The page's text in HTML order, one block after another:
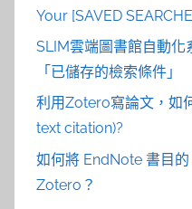
Your [SAVED
SLIM雲端圖書館自動化
「已儲存的檢索條件」
利用Zotero寫論文，如
text citation)?
如何將 EndNote 書目
Zotero？